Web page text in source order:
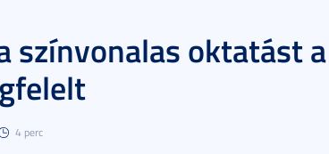
színvonalas oktatást
4 perc